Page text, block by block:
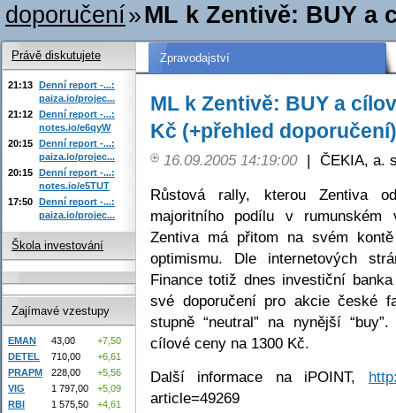
doporučení»ML k Zentivě: BUY a
Zpravodajství
ML k Zentivě: BUY a
Kč (+přehled doporučení)
16.09.2005 14:19:00 | ČEKIA, a.
Růstová rally, kterou Zentiva
majoritního podílu v rumunském
Zentiva má přitom na svém
optimismu. Dle internetových
Finance totiž dnes investiční
své doporučení pro akcie české
stupně “neutral” na nynější
cílové ceny na 1300 Kč.
Další informace na iPOINT,
article=49269
Právě diskutujete
21:13 Denní report -...:
paiza.io/projec...
21:12 Denní report -...:
notes.io/e6qyW
20:15 Denní report -...:
paiza.io/projec...
20:15 Denní report -...:
notes.io/e5TUT
17:50 Denní report -...:
paiza.io/projec...
Škola investování
Zajímavé vzestupy
EMAN 43,00
+7,50
DETEL
710,00
+6,61
PRAPM
228,00
+5,56
VIG
1 797,00
+5,09
RBI
1 575,50 +4,61